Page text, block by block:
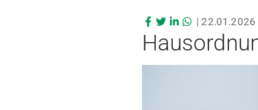
|22.01.2026